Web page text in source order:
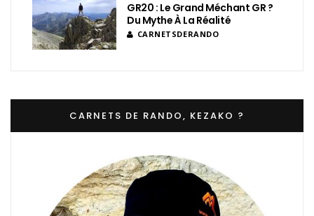
GR20 : Le Grand Méchant GR ?
Du Mythe À La Réalité
CARNETSDERANDO
CARNETS DE RANDO, KEZAKO ?